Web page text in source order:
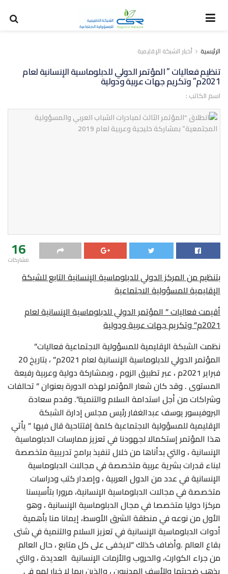
الرئيسية أخبار الشبكة الإقليمية
تنظيم فعاليات ” المؤتمر الدولي للدبلوماسية الإنسانية لعام
2021م” وتكريم جهات عربية ودولية
اسم الكاتب :
16
مشاركات
بتنظيم منالمركز الدولي للدبلوماسية الإنسانية التابع للشبكة
الإقليمية للمسؤولية الاجتماعية
أقيمت فعاليات ” المؤتمر الدولي للدبلوماسية الإنسانية لعام
2021م” وتكريم جهات عربية ودولية
نظمت الشبكة الإقليمية للمسؤولية الاجتماعية فعاليات”
المؤتمر الدولي للدبلوماسية الإنسانية لعام 2021م” ، بتاريخ 20
فبراير 2021م ، عبر تطبيق الزوم ، وبمشاركة دولية وعربية رفيعة
المستوى . وقد كان شعار المؤتمر لهذه الدورة بعنوان ” تحالفات
وشراكات من أجل استدامة السلام والتنمية”. وقدم سعادة
البروفيسور يوسف عبدالغفار رئيس مجلس إدارة الشبكة
الإقليمية للمسؤولية الاجتماعية كلمة إفتتاحية قال فيها ” يأتي
هذا المؤتمر إستكمالا لجهودنا في تعزيز ممارسات الدبلوماسية
الإنسانية ، والتي بدأناها من خلال تنفيذ برامج تدريبية متخصصة
لبناء قدرات بشرية عربية متخصصة في مجالات الدبلوماسية
الإنسانية في عدد من الدول العربية ، وإصدار كتب ودراسات
متخصصة في مجالات الدبلوماسية الإنسانية، مرورا بتأسيسنا
مركزا دوليا متخصصا في مجال الدبلوماسية الإنسانية ، وهو
الأول من نوعه في منطقة الشرق الأوسط، إيمانا منا بأهمية
أدوات الدبلوماسية الإنسانية في تعزيز السلام والتنمية في شتى
بقاع العالم .وأضاف كذلك “لايخفى على كل متابع ، حال العالم
من جراء الكوارث، والحروب والأزمات الإنسانية العديدة ، والتي
يذهب ضحيتها وللأسف المدنيون ، والذين ربما لا خيار لهم في